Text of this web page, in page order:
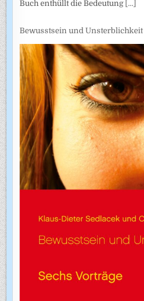
Buch enthüllt die Bedeutung [...]
Bewusstsein und Unsterblichkeit